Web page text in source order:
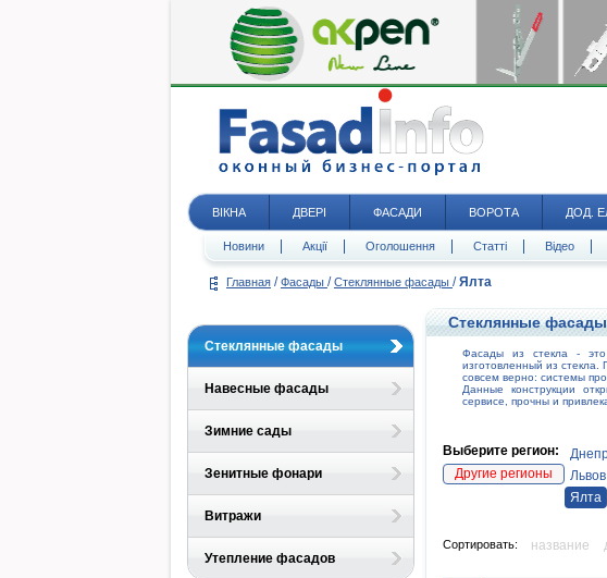
ВІКНА ДВЕРІ ФАСАДИ ВОРОТА ДОД.
Новини Акції Оголошення Статті Відео
Главная / Фасады / Стеклянные фасады / Ялта
Стеклянные фасады
Навесные фасады
Зимние сады
Зенитные фонари
Витражи
Утепление фасадов
Стеклянные
Фасады из стекла - это
изготовленный из
совсем верно: системы
Данные конструкции
сервисе, прочны и
Выберите регион:
Другие регионы
Львов
Ялта
Сортировать: название